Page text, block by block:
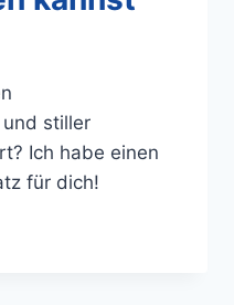
stiller
Ich habe einen
für dich!